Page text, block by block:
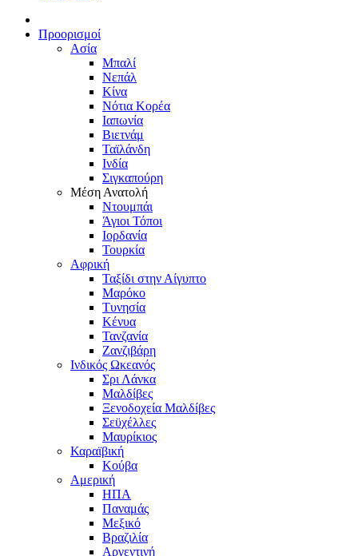
Προορισμοί
Ασία
Μπαλί
Νεπάλ
Κίνα
Νότια Κορέα
Ιαπωνία
Βιετνάμ
Ταϊλάνδη
Ινδία
Σιγκαπούρη
Μέση Ανατολή
Ντουμπάι
Άγιοι Τόποι
Ιορδανία
Τουρκία
Αφρική
Ταξίδι στην Αίγυπτο
Μαρόκο
Τυνησία
Κένυα
Τανζανία
Ζανζιβάρη
Ινδικός Ωκεανός
Σρι Λάνκα
Μαλδίβες
Ξενοδοχεία Μαλδίβες
Σεϋχέλλες
Μαυρίκιος
Καραϊβική
Κούβα
Αμερική
ΗΠΑ
Παναμάς
Μεξικό
Βραζιλία
Αργεντινή